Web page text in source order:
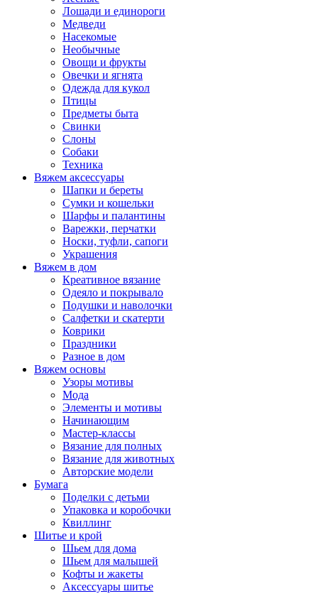
Лошади и единороги
Медведи
Насекомые
Необычные
Овощи и фрукты
Овечки и ягнята
Одежда для кукол
Птицы
Предметы быта
Свинки
Слоны
Собаки
Техника
Вяжем аксессуары
Шапки и береты
Сумки и кошельки
Шарфы и палантины
Варежки, перчатки
Носки, туфли, сапоги
Украшения
Вяжем в дом
Креативное вязание
Одеяло и покрывало
Подушки и наволочки
Салфетки и скатерти
Коврики
Праздники
Разное в дом
Вяжем основы
Узоры мотивы
Мода
Элементы и мотивы
Начинающим
Мастер-классы
Вязание для полных
Вязание для животных
Авторские модели
Бумага
Поделки с детьми
Упаковка и коробочки
Квиллинг
Шитье и крой
Шьем для дома
Шьем для малышей
Кофты и жакеты
Аксессуары шитье